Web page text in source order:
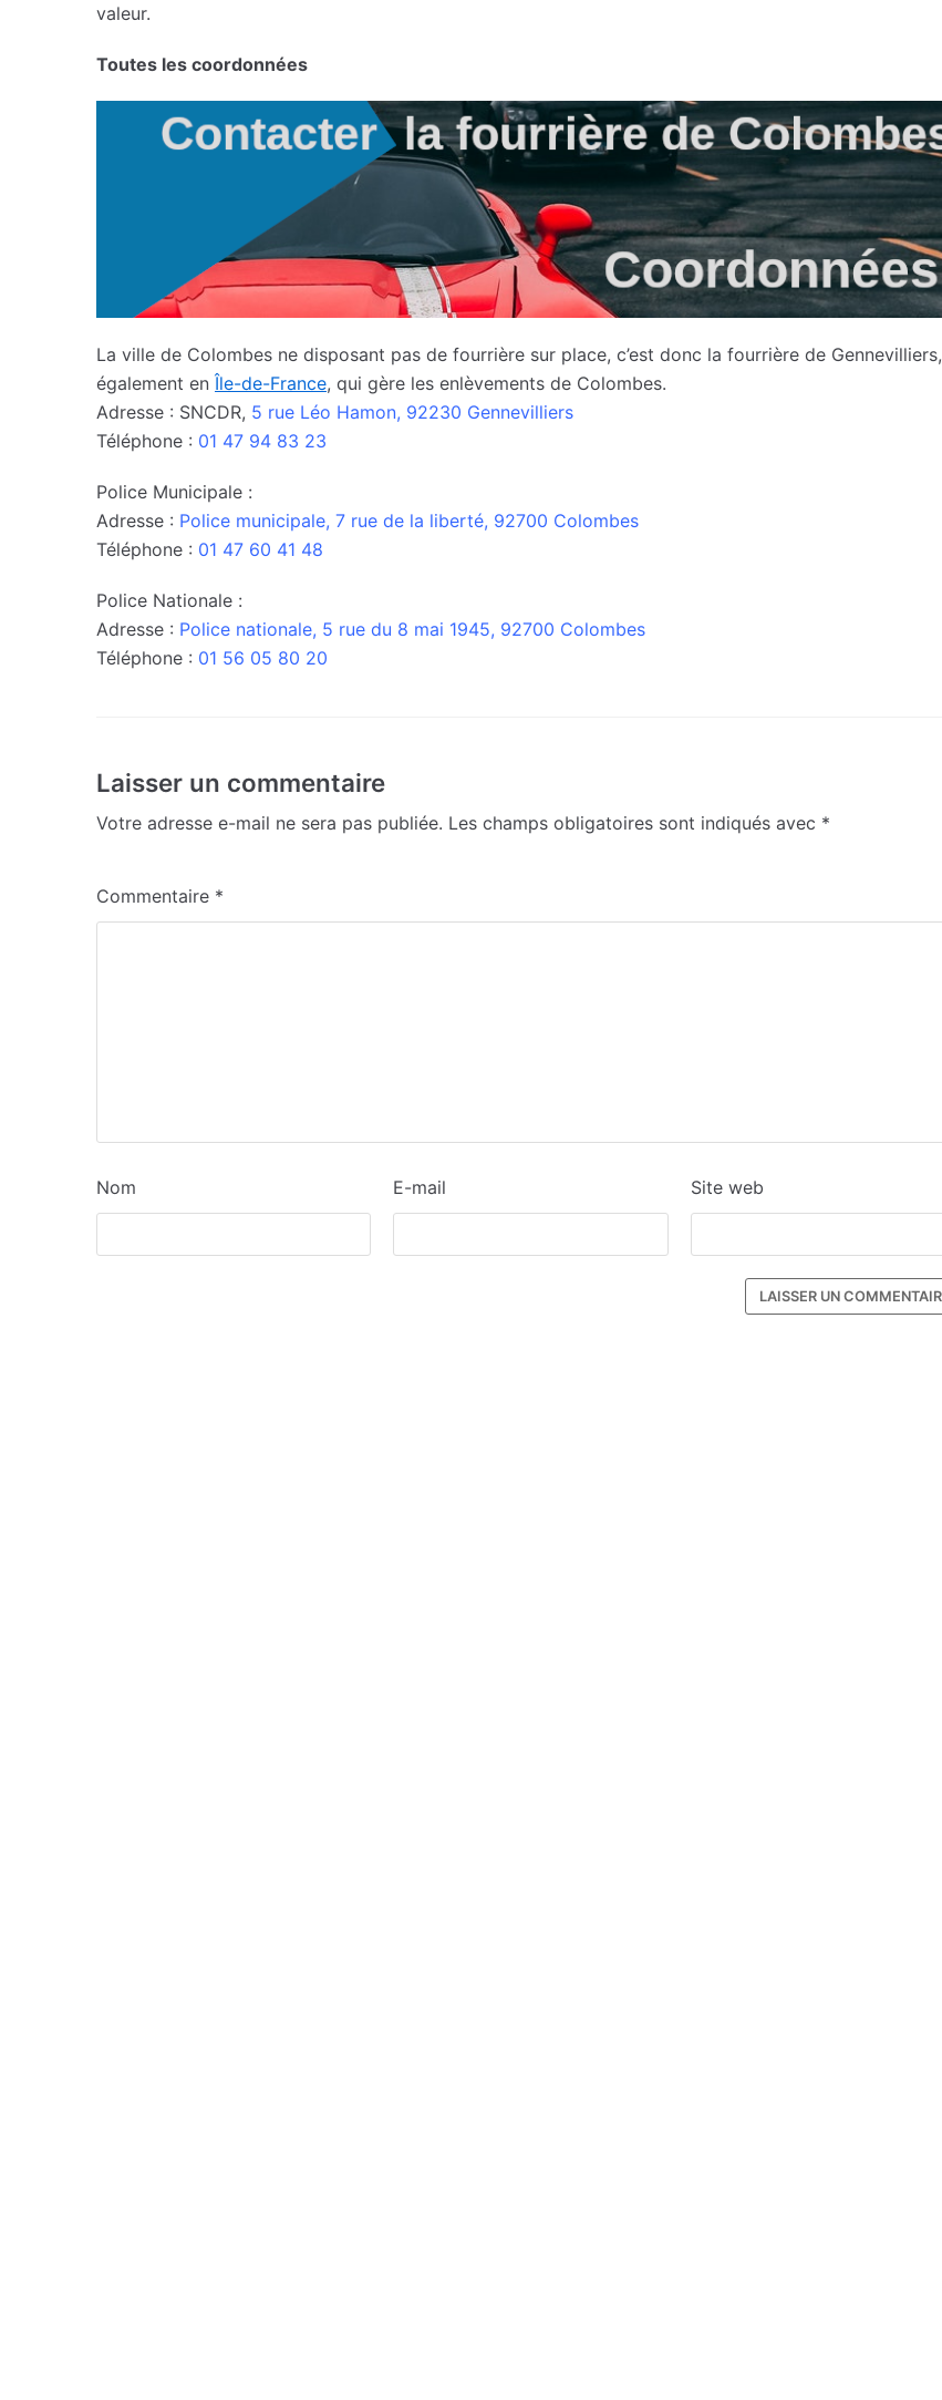
valeur.
Toutes les coordonnées
La ville de Colombes ne disposant pas de fourrière sur place, c’est donc la fourrière de Gennevilliers,
également enÎle-de-France, qui gère les enlèvements de Colombes.
Adresse : SNCDR, 5 rue Léo Hamon, 92230 Gennevilliers
Téléphone : 01 47 94 83 23
Police Municipale :
Adresse : Police municipale, 7 rue de la liberté, 92700 Colombes
Téléphone : 01 47 60 41 48
Police Nationale :
Adresse : Police nationale, 5 rue du 8 mai 1945, 92700 Colombes
Téléphone : 01 56 05 80 20
Laisser un commentaire
Votre adresse e-mail ne sera pas publiée. Les champs obligatoires sont indiqués avec *
Commentaire *
Nom E-mail Site web